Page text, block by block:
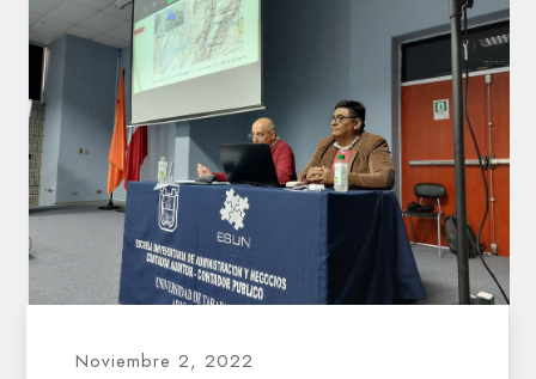
AHVD
Noviembre 2, 2022